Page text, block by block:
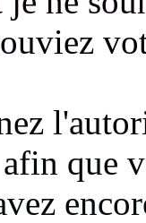
afin que